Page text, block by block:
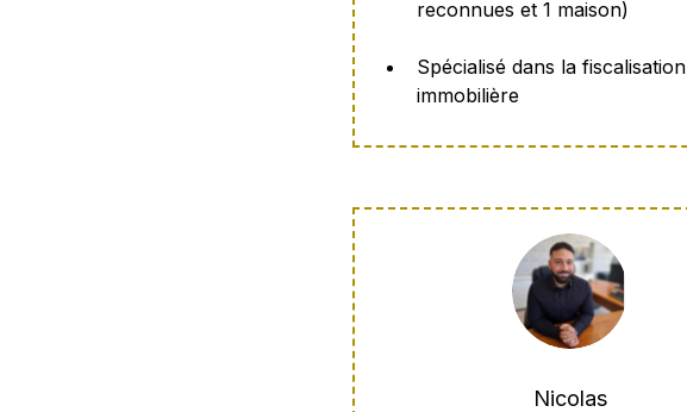
reconnues et 1 maison)
Spécialisé dans la fiscalisation
immobilière
Nicolas